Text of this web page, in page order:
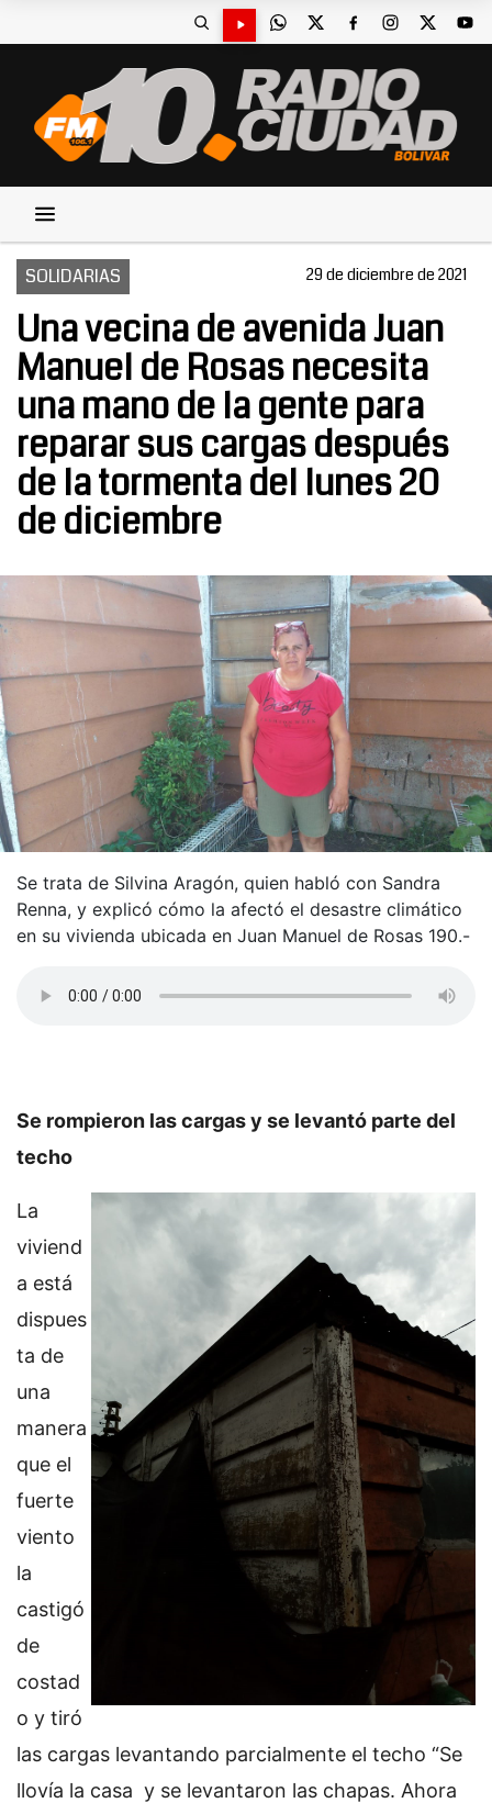
SOLIDARIAS 29 de diciembre de 2021
Una vecina de avenida Juan
Manuel de Rosas necesita
una mano de la gente para
reparar sus cargas después
de la tormenta del lunes 20
de diciembre
Se trata de Silvina Aragón, quien habló con Sandra
Renna, y explicó cómo la afectó el desastre climático
en su vivienda ubicada en Juan Manuel de Rosas 190.-
Se rompieron las cargas y se levantó parte del
techo
La
viviend
a está
dispues
ta de
una
manera
que el
fuerte
viento
la
castigó
de
costad
o y tiró
las cargas levantando parcialmente el techo “Se
llovía la casa y se levantaron las chapas. Ahora